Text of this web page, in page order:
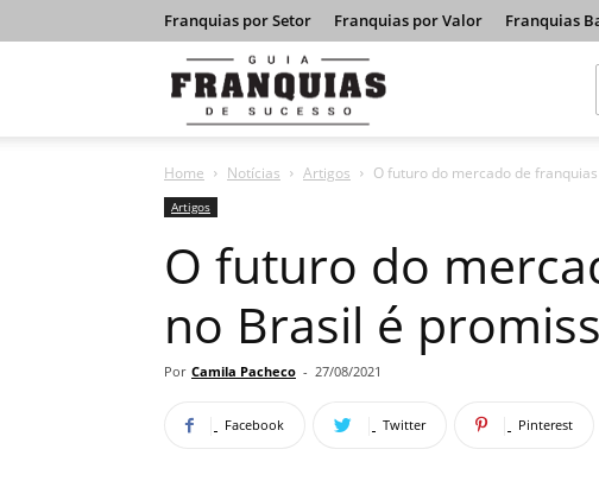
Franquias por Setor Franquias por Valor Franquias
Franquias
de
Home Notícias Artigos O futuro do mercado de
Artigos
O futuro do
no Brasil é
Por Camila Pacheco - 27/08/2021
Facebook Twitter Pinterest